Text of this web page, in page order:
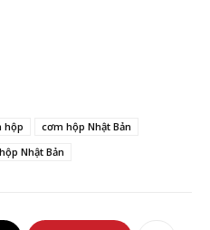
hộp
cơm hộp Nhật Bản
Nhật Bản